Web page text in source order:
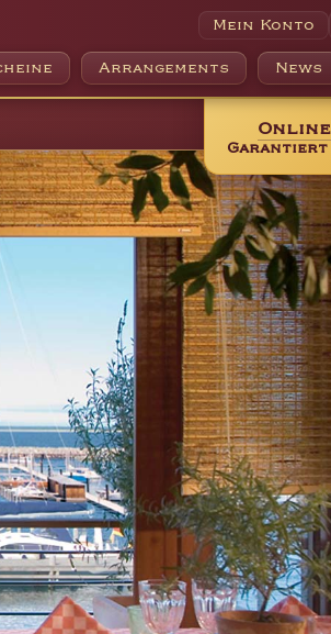
Arrangements News
Mein Konto
Garantiert